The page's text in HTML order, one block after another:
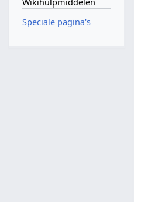
Speciale pagina's